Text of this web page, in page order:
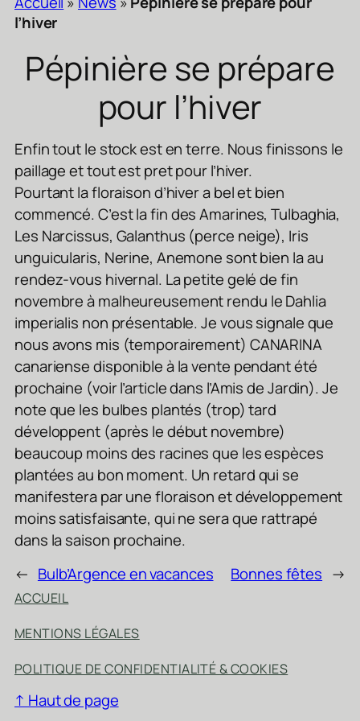
l’hiver
Pépinière se prépare
pour l’hiver
Enfin tout le stock est en terre. Nous finissons le
paillage et tout est pret pour l’hiver.
Pourtant la floraison d’hiver a bel et bien
commencé. C’est la fin des Amarines, Tulbaghia,
Les Narcissus, Galanthus (perce neige), Iris
unguicularis, Nerine, Anemone sont bien la au
rendez-vous hivernal. La petite gelé de fin
novembre à malheureusement rendu le Dahlia
imperialis non présentable. Je vous signale que
nous avons mis (temporairement) CANARINA
canariense disponible à la vente pendant été
prochaine (voir l’article dans l’Amis de Jardin). Je
note que les bulbes plantés (trop) tard
développent (après le début novembre)
beaucoup moins des racines que les espèces
plantées au bon moment. Un retard qui se
manifestera par une floraison et développement
moins satisfaisante, qui ne sera que rattrapé
dans la saison prochaine.
← Bulb’Argence en vacances Bonnes fêtes →
ACCUEIL
MENTIONS LÉGALES
POLITIQUE DE CONFIDENTIALITÉ & COOKIES
↑ Haut de page